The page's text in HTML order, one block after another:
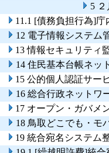
5
11.1 [債務負担行為]
12 電子情報システム
13 情報セキュリティ
14 住民基本台帳ネッ
15 公的個人認証サー
16 総合行政ネットワ
17 オープン・ガバメ
18 鳥取どこでも・モ
19 統合宛名システム